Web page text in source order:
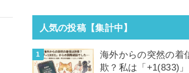
人気の投稿【集計中】
海外からの突然の着
欺？私は「+1(833)